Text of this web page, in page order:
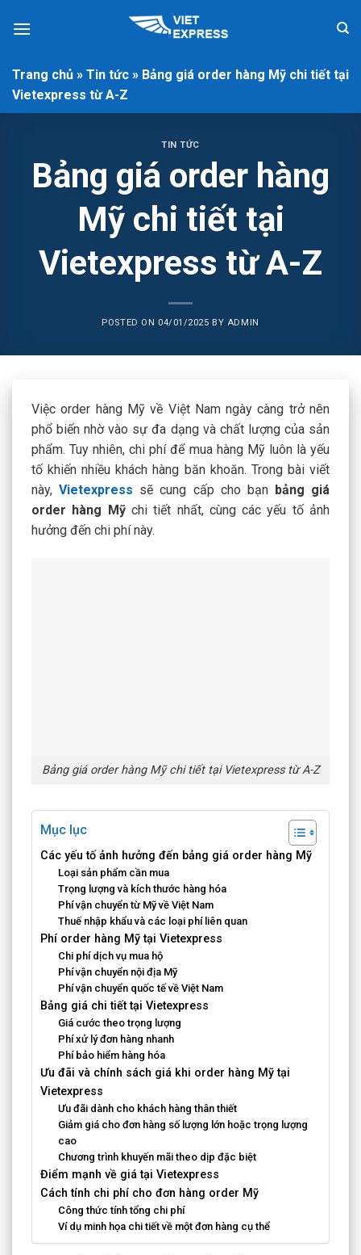
Trang chủ » Tin tức » Bảng giá order hàng Mỹ chi tiết tại
Vietexpress từ A-Z
TIN TỨC
Bảng giá order hàng
Mỹ chi tiết tại
Vietexpress từ A-Z
POSTED ON 04/01/2025 BY ADMIN
Việc order hàng Mỹ về Việt Nam ngày càng trở nên
phổ biến nhờ vào sự đa dạng và chất lượng của sản
phẩm. Tuy nhiên, chi phí để mua hàng Mỹ luôn là yếu
tố khiến nhiều khách hàng băn khoăn. Trong bài viết
này,Vietexpress sẽ cung cấp cho bạn bảng giá
order hàng Mỹchi tiết nhất, cùng các yếu tố ảnh
hưởng đến chi phí này.
Bảng giá order hàng Mỹ chi tiết tại Vietexpress từ A-Z
Mục lục
Các yếu tố ảnh hưởng đến bảng giá order hàng Mỹ
Loại sản phẩm cần mua
Trọng lượng và kích thước hàng hóa
Phí vận chuyển từ Mỹ về Việt Nam
Thuế nhập khẩu và các loại phí liên quan
Phí order hàng Mỹ tại Vietexpress
Chi phí dịch vụ mua hộ
Phí vận chuyển nội địa Mỹ
Phí vận chuyển quốc tế về Việt Nam
Bảng giá chi tiết tại Vietexpress
Giá cước theo trọng lượng
Phí xử lý đơn hàng nhanh
Phí bảo hiểm hàng hóa
Ưu đãi và chính sách giá khi order hàng Mỹ tại
Vietexpress
Ưu đãi dành cho khách hàng thân thiết
Giảm giá cho đơn hàng số lượng lớn hoặc trọng lượng
cao
Chương trình khuyến mãi theo dịp đặc biệt
Điểm mạnh về giá tại Vietexpress
Cách tính chi phí cho đơn hàng order Mỹ
Công thức tính tổng chi phí
Ví dụ minh họa chi tiết về một đơn hàng cụ thể